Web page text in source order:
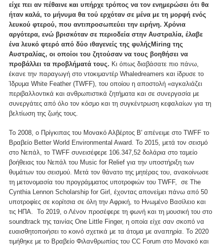
είχε πει αν πέθαινε και υπήρχε τρόπος να τον ενημερώσει ότι θα
ήταν καλά, το μήνυμα θα τού ερχόταν σε μένα με τη μορφή ενός
λευκού φτερού, που αντιπροσωπεύει την ειρήνη. Χρόνια
αργότερα, ενώ βρισκόταν σε περιοδεία στην Αυστραλία, έλαβε
ένα λευκό φτερό από δύο ιθαγενείς της φυλήςMiring της
Αυστραλίας, οι οποίοι του ζητούσαν να τους βοηθήσει να
προβάλλει τα προβλήματά τους. Κι όπως διαβάσατε πιο πάνω,
έκανε την παραγωγή στο ντοκιμαντέρ Whaledreamers και ίδρυσε το
Ίδρυμα White Feather (TWFF), του οποίου η αποστολή «αγκαλιάζει
περιβαλλοντικά και ανθρωπιστικά ζητήματα και σε συνεργασία με
συνεργάτες από όλο τον κόσμο και τη συγκέντρωση κεφαλαίων για τη
βελτίωση της ζωής τους.
Το 2008, ο Πρίγκιπας του Μονακό Αλβέρτος Β' απένειμε στο TWFF το
Βραβείο Better World Environmental Award. Το 2015, μετά τον σεισμό
στο Νεπάλ, το TWFF συνεισέφερε 106.347,52 δολάρια στο ταμείο
βοήθειας του Νεπάλ του Music for Relief για την υποστήριξη των
θυμάτων του σεισμού. Μετά τον θάνατο της μητέρας του, ανακοίνωσε
τη μετονομασία του προγράμματος υποτροφιών του TWFF, σε The
Cynthia Lennon Scholarship for Girl, έχοντας απονείμει πάνω από 50
υποτροφίες σε κορίτσια σε όλη την Αφρική, το Ηνωμένο Βασίλειο και
τις ΗΠΑ. Το 2019, ο Λένον προσέφερε τη φωνή και τη μουσική του στο
soundtrack της ταινίας One Little Finger, η οποία είχε σαν σκοπό να
ευαισθητοποιήσει το κοινό σχετικά με τα άτομα με αναπηρία. Το 2020
τιμήθηκε με το Βραβείο Φιλανθρωπίας του CC Forum στο Μονακό και